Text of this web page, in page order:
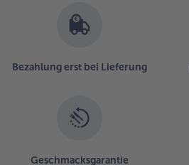
Bezahlung erst bei Lieferung
Geschmacksgarantie